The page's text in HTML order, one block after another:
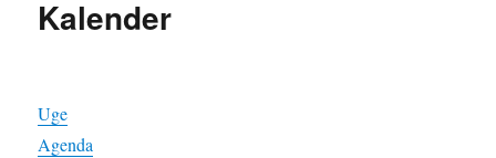
Kalender
Uge
Agenda